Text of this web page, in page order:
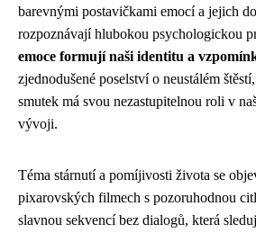
barevnými postavičkami emocí a jejich
rozpoznávají hlubokou psychologickou
emoce formují naši identitu a
zjednodušené poselství o neustálém
smutek má svou nezastupitelnou roli v
vývoji.
Téma stárnutí a pomíjivosti života se
pixarovských filmech s pozoruhodnou
slavnou sekvencí bez dialogů, která